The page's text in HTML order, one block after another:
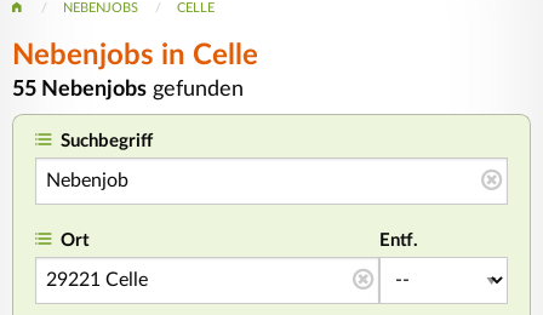
NEBENJOBS CELLE
Nebenjobs in Celle
55 Nebenjobs gefunden
Suchbegriff
Ort Entf.